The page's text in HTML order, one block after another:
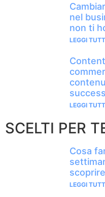
nel
non ti
LEGGI
LEGGI
SCELTI PER
Cosa
LEGGI